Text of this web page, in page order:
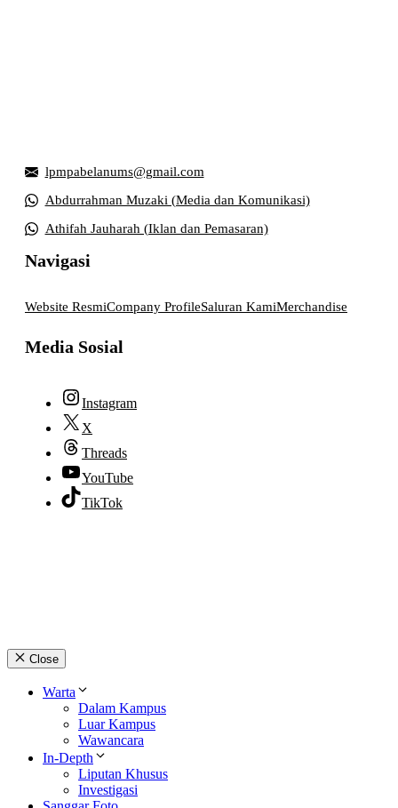
lpmpabelanums@gmail.com
Abdurrahman Muzaki (Media dan Komunikasi)
Athifah Jauharah (Iklan dan Pemasaran)
Navigasi
Website ResmiCompany ProfileSaluran KamiMerchandise
Media Sosial
Instagram
X
Threads
YouTube
TikTok
Close
Warta
Dalam Kampus
Luar Kampus
Wawancara
In-Depth
Liputan Khusus
Investigasi